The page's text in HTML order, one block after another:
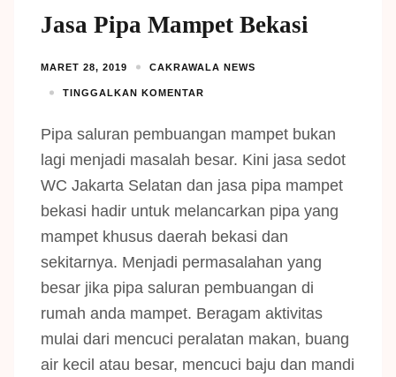
Jasa Pipa Mampet Bekasi
MARET 28, 2019 CAKRAWALA NEWS
TINGGALKAN KOMENTAR
Pipa saluran pembuangan mampet bukan
lagi menjadi masalah besar. Kini jasa sedot
WC Jakarta Selatan dan jasa pipa mampet
bekasi hadir untuk melancarkan pipa yang
mampet khusus daerah bekasi dan
sekitarnya. Menjadi permasalahan yang
besar jika pipa saluran pembuangan di
rumah anda mampet. Beragam aktivitas
mulai dari mencuci peralatan makan, buang
air kecil atau besar, mencuci baju dan mandi